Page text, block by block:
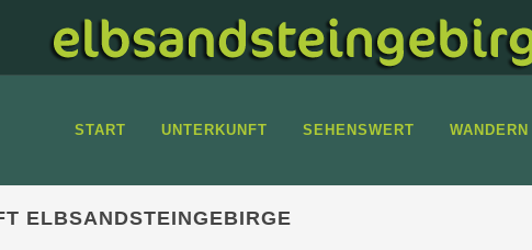
START UNTERKUNFT SEHENSWERT WANDERN
ELBSANDSTEINGEBIRGE